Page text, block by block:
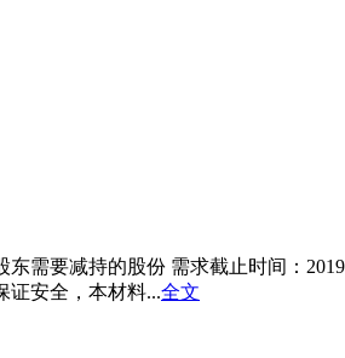
要减持的股份 需求截止时间：
证安全，本材料...全文